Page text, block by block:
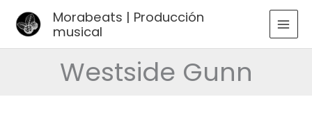
Morabeats | Producción
musical
Westside Gunn